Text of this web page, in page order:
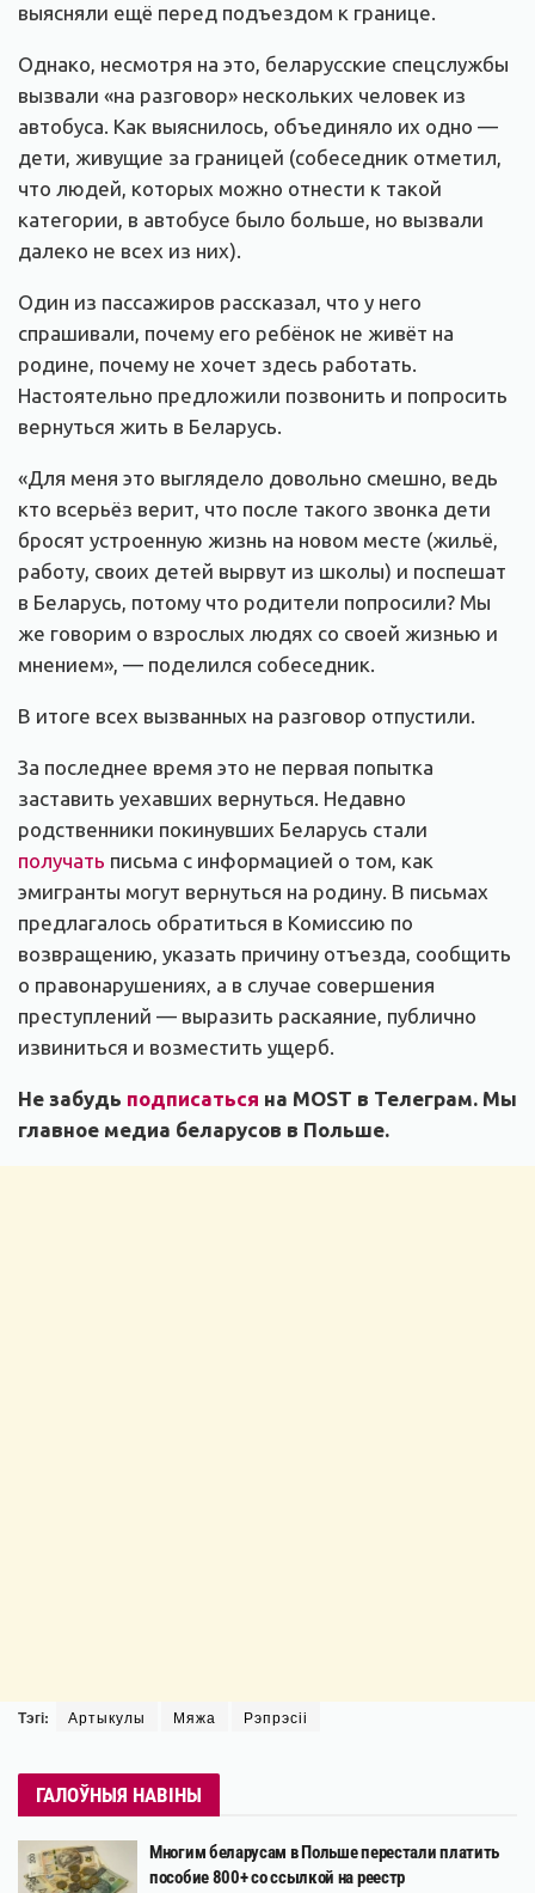
выясняли ещё перед подъездом к границе.
Однако, несмотря на это, беларусские спецслужбы
вызвали «на разговор» нескольких человек из
автобуса. Как выяснилось, объединяло их одно —
дети, живущие за границей (собеседник отметил,
что людей, которых можно отнести к такой
категории, в автобусе было больше, но вызвали
далеко не всех из них).
Один из пассажиров рассказал, что у него
спрашивали, почему его ребёнок не живёт на
родине, почему не хочет здесь работать.
Настоятельно предложили позвонить и попросить
вернуться жить в Беларусь.
«Для меня это выглядело довольно смешно, ведь
кто всерьёз верит, что после такого звонка дети
бросят устроенную жизнь на новом месте (жильё,
работу, своих детей вырвут из школы) и поспешат
в Беларусь, потому что родители попросили? Мы
же говорим о взрослых людях со своей жизнью и
мнением», — поделился собеседник.
В итоге всех вызванных на разговор отпустили.
За последнее время это не первая попытка
заставить уехавших вернуться. Недавно
родственники покинувших Беларусь стали
получать письма с информацией о том, как
эмигранты могут вернуться на родину. В письмах
предлагалось обратиться в Комиссию по
возвращению, указать причину отъезда, сообщить
о правонарушениях, а в случае совершения
преступлений — выразить раскаяние, публично
извиниться и возместить ущерб.
Не забудь подписаться на MOST в Телеграм. Мы
главное медиа беларусов в Польше.
Тэгі: Артыкулы Мяжа Рэпрэсіі
ГАЛОЎНЫЯ НАВІНЫ
Многим беларусам в Польше перестали платить
пособие 800+ со ссылкой на реестр